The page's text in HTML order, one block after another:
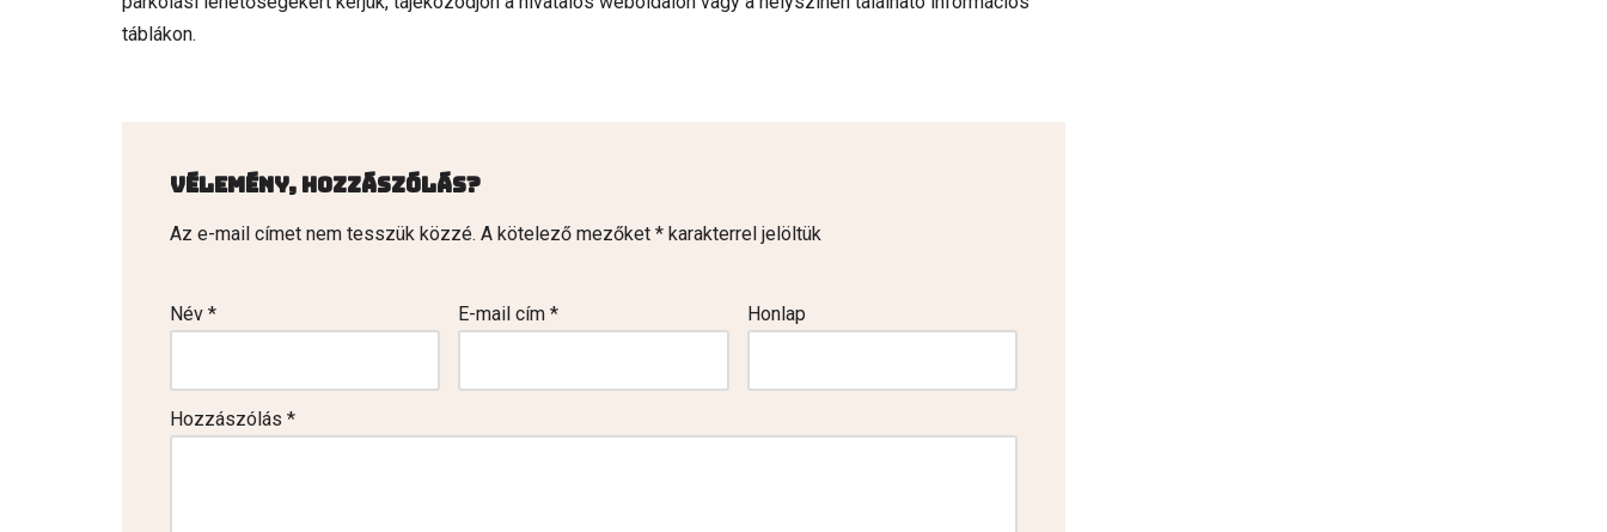
táblákon.
Vélemény, hozzászólás?
Az e-mail címet nem tesszük közzé. A kötelező mezőket * karakterrel jelöltük
Név * E-mail cím* Honlap
Hozzászólás *